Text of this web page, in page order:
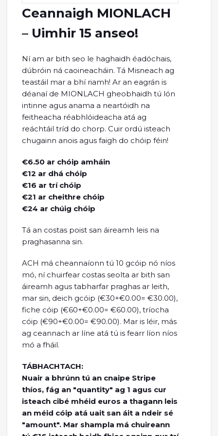
Ceannaigh MIONLACH
– Uimhir 15 anseo!
Ní am ar bith seo le haghaidh éadóchais,
dúbróin ná caoineacháin. Tá Misneach ag
teastáil mar a bhí riamh! Ar an eagrán is
déanaí de MIONLACH gheobhaidh tú lón
intinne agus anama a neartóidh na
feitheacha réabhlóideacha atá ag
reáchtáil tríd do chorp. Cuir ordú isteach
chugainn anois agus faigh do chóip féin!
€6.50 ar chóip amháin
€12 ar dhá chóip
€16 ar trí chóip
€21 ar cheithre chóip
€24 ar chúig chóip
Tá an costas poist san áireamh leis na
praghasanna sin.
ACH má cheannaíonn tú 10 gcóip nó níos
mó, ní chuirfear costas seolta ar bith san
áireamh agus tabharfar praghas ar leith,
mar sin, deich gcóip (€30+€0.00= €30.00),
fiche cóip (€60+€0.00= €60.00), tríocha
cóip (€90+€0.00= €90.00). Mar is léir, más
ag ceannach ar líne atá tú is fearr líon níos
mó a fháil.
TÁBHACHTACH:
Nuair a bhrúnn tú an cnaipe Stripe
thíos, fág an "quantity" ag 1 agus cur
isteach cibé mhéid euros a thagann leis
an méid cóip atá uait san áit a ndeir sé
"amount". Mar shampla má chuireann